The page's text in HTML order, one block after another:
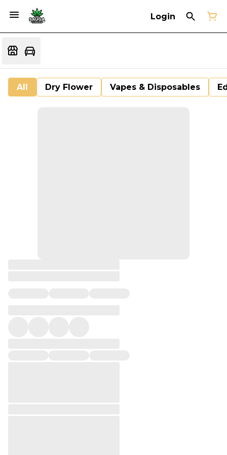
Login
All Dry Flower Vapes & Disposables